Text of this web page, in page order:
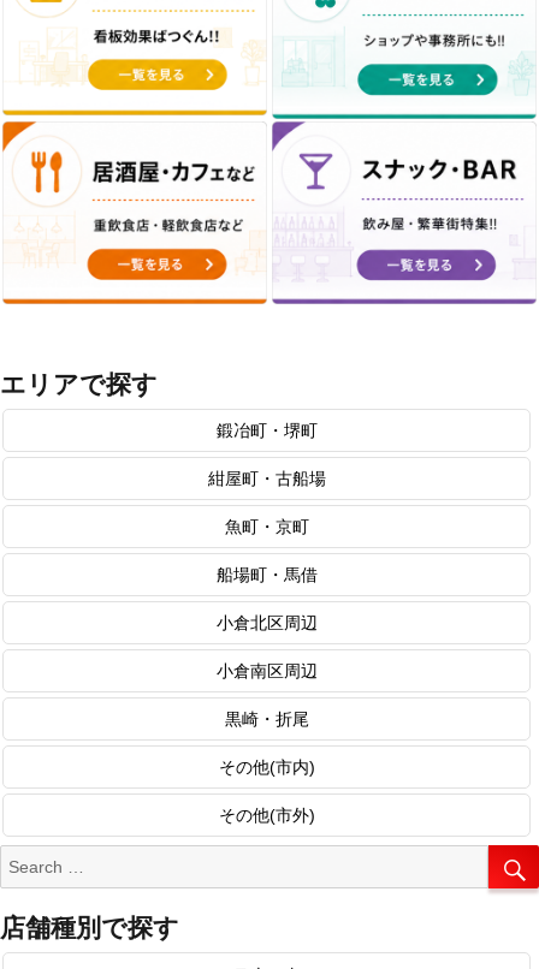
エリアで探す
鍛冶町・堺町
紺屋町・古船場
魚町・京町
船場町・馬借
小倉北区周辺
小倉南区周辺
黒崎・折尾
その他(市内)
その他(市外)
Search
for:
店舗種別で探す